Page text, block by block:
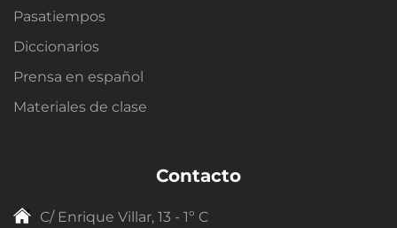
Pasatiempos
Diccionarios
Prensa en español
Materiales de clase
Contacto
C/ Enrique Villar, 13 - 1º C